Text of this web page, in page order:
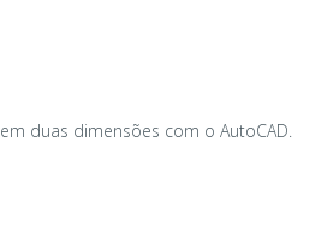
duas dimensões com o AutoCAD.